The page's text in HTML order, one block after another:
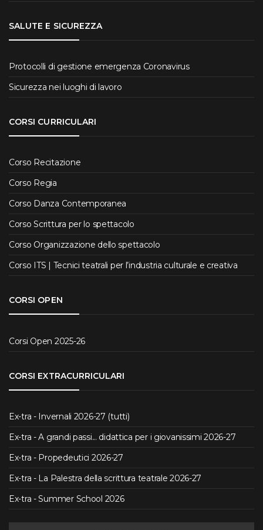
SALUTE E SICUREZZA
Protocolli di gestione emergenza Coronavirus
Sicurezza nei luoghi di lavoro
CORSI CURRICULARI
Corso Recitazione
Corso Regia
Corso Danza Contemporanea
Corso Scrittura per lo spettacolo
Corso Organizzazione dello spettacolo
Corso ITS | Tecnici teatrali per l’industria culturale e creativa
CORSI OPEN
Corsi Open 2025-26
CORSI EXTRACURRICULARI
Ex-tra - Invernali 2026-27 (tutti)
Ex-tra - A grandi passi... didattica per i giovanissimi 2026-27
Ex-tra - Propedeutici 2026-27
Ex-tra - La Palestra della scrittura teatrale 2026-27
Ex-tra - Summer School 2026